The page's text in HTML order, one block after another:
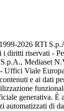
2026 RTI
i diritti riservati -
Mediaset
Uffici Viale
e ai dati
generativa. È
automatizzati di